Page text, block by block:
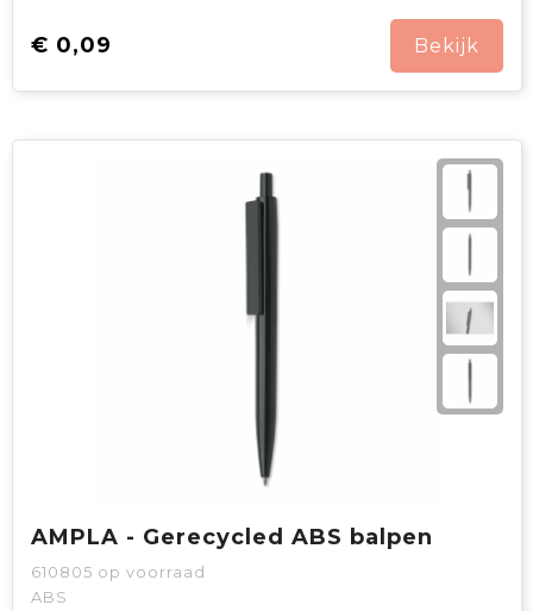
€ 0,09 Bekijk
AMPLA - Gerecycled ABS balpen
610805 op voorraad
ABS